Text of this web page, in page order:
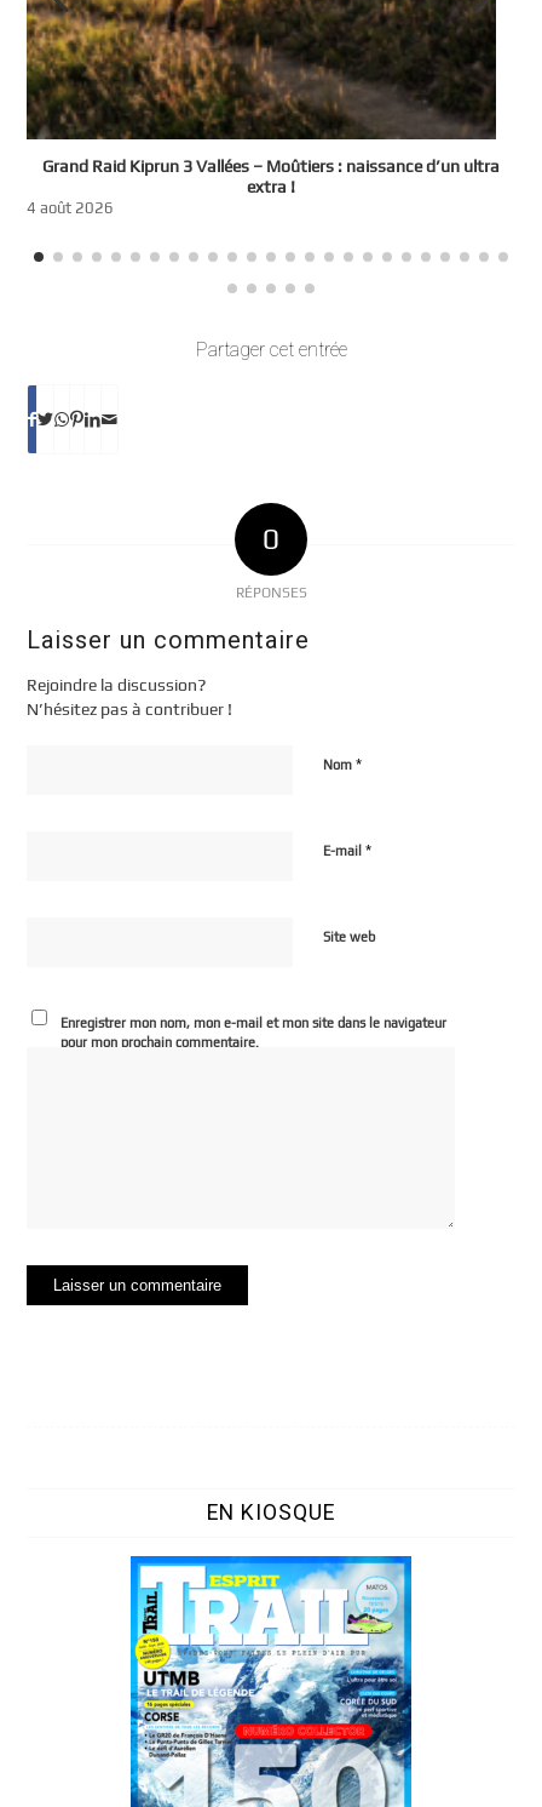
Grand Raid Kiprun 3 Vallées – Moûtiers : naissance d’un ultra
extra !
4 août 2026
Partager cet entrée
0
RÉPONSES
Laisser un commentaire
Rejoindre la discussion?
N’hésitez pas à contribuer !
Nom*
E-mail*
Site web
Enregistrer mon nom, mon e-mail et mon site dans le navigateur
pour mon prochain commentaire.
EN KIOSQUE